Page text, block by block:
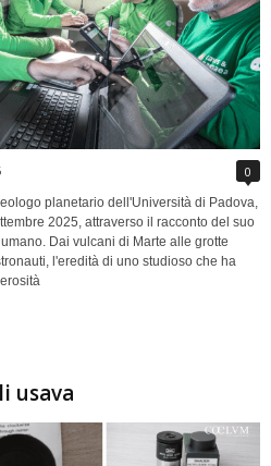
0
planetario dell'Università di Padova,
2025, attraverso il racconto del suo
Dai vulcani di Marte alle grotte
l'eredità di uno studioso che ha
usava